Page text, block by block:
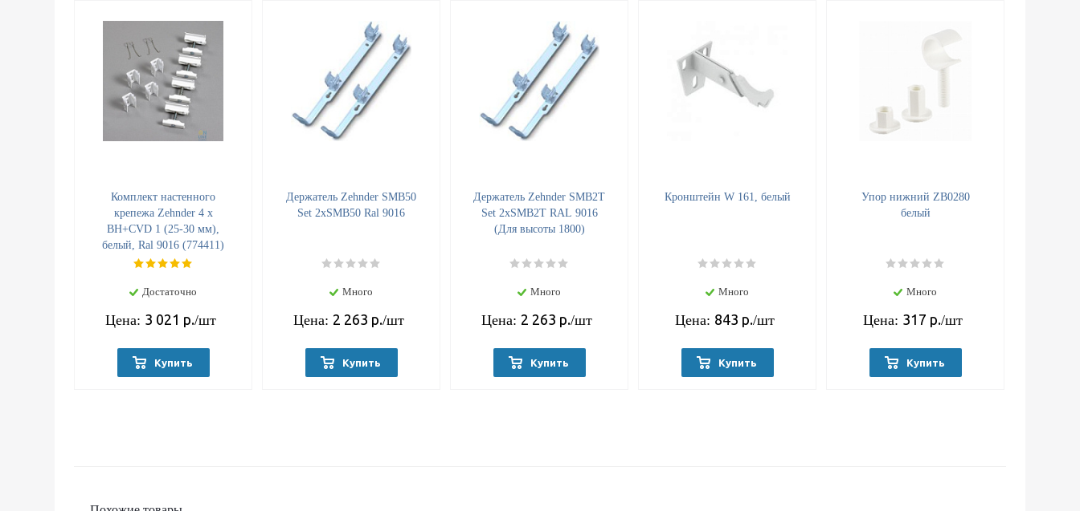
Комплект настенного
крепежа Zehnder 4 x
BH+CVD 1 (25-30 мм),
белый, Ral 9016 (774411)
Достаточно
Цена: 3 021 р./шт
Купить
Держатель Zehnder SMB50
Set 2хSMB50 Ral 9016
Много
Цена: 2 263 р./шт
Купить
Держатель Zehnder SMB2Т
Set 2хSMB2Т RAL 9016
(Для высоты 1800)
Много
Цена: 2 263 р./шт
Купить
Кронштейн W 161, белый
Много
Цена: 843 р./шт
Купить
Упор нижний ZB0280
белый
Много
Цена: 317 р./шт
Купить